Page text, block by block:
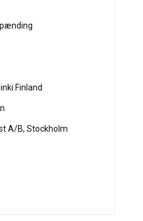
Finland
A/B, Stockholm